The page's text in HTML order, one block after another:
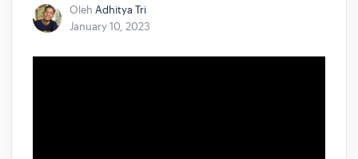
Oleh Adhitya Tri
January 10, 2023